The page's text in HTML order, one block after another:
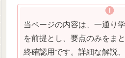
当ページの内容は、一通り
を前提とし、要点のみをま
終確認用です。詳細な解説